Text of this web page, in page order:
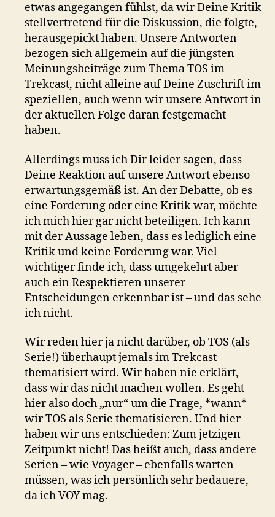
etwas angegangen fühlst, da wir Deine Kritik
stellvertretend für die Diskussion, die folgte,
herausgepickt haben. Unsere Antworten
bezogen sich allgemein auf die jüngsten
Meinungsbeiträge zum Thema TOS im
Trekcast, nicht alleine auf Deine Zuschrift im
speziellen, auch wenn wir unsere Antwort in
der aktuellen Folge daran festgemacht
haben.
Allerdings muss ich Dir leider sagen, dass
Deine Reaktion auf unsere Antwort ebenso
erwartungsgemäß ist. An der Debatte, ob es
eine Forderung oder eine Kritik war, möchte
ich mich hier gar nicht beteiligen. Ich kann
mit der Aussage leben, dass es lediglich eine
Kritik und keine Forderung war. Viel
wichtiger finde ich, dass umgekehrt aber
auch ein Respektieren unserer
Entscheidungen erkennbar ist – und das sehe
ich nicht.
Wir reden hier ja nicht darüber, ob TOS (als
Serie!) überhaupt jemals im Trekcast
thematisiert wird. Wir haben nie erklärt,
dass wir das nicht machen wollen. Es geht
hier also doch „nur“ um die Frage, *wann*
wir TOS als Serie thematisieren. Und hier
haben wir uns entschieden: Zum jetzigen
Zeitpunkt nicht! Das heißt auch, dass andere
Serien – wie Voyager – ebenfalls warten
müssen, was ich persönlich sehr bedauere,
da ich VOY mag.